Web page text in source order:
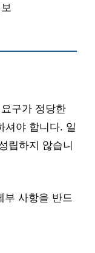
구가 정당한
셔야 합니다. 일
립하지 않습니
부 사항을 반드